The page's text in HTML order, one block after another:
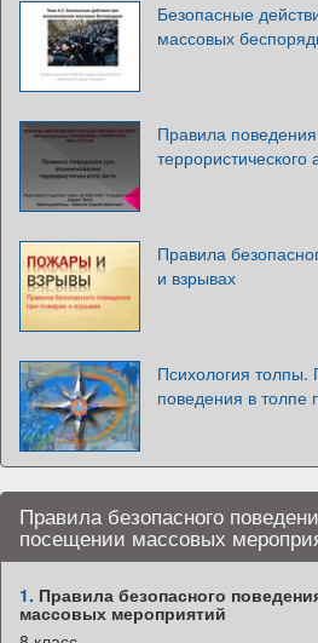
Безопасные
массовых
Правила
террористического
Правила
и взрывах
Психология толпы.
поведения в толпе
Правила безопасного
посещении массовых
1. Правила безопасного
массовых мероприятий